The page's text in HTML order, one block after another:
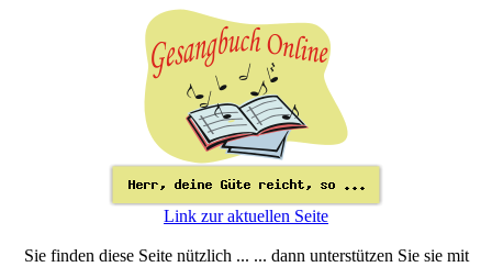
Link zur aktuellen Seite
Sie finden diese Seite nützlich ... ... dann unterstützen Sie sie mit